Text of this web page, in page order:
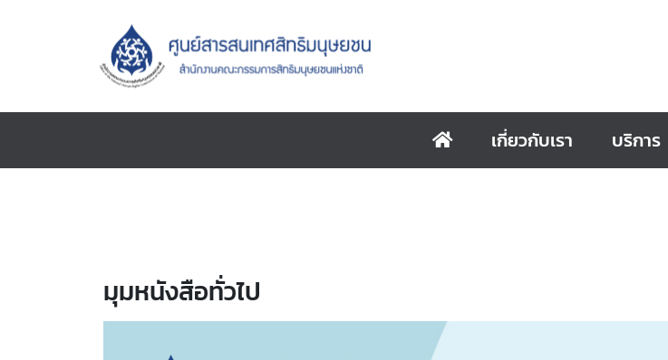
เกี่ยวกับเรา บริการ
มุมหนังสือทั่วไป